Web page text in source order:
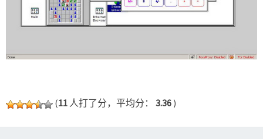
(11 人打了分，平均分： 3.36 )